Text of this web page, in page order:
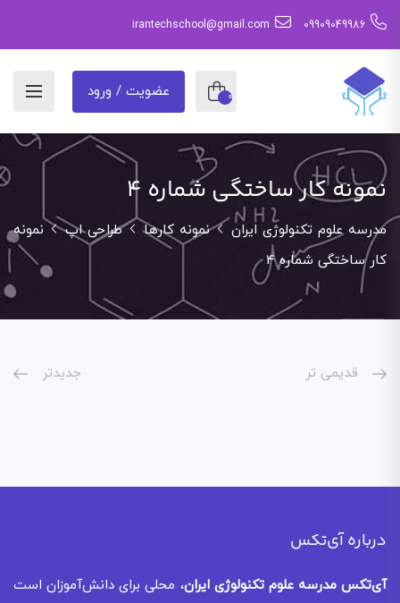
09909049986
irantechschool@gmail.com
0 عضویت / ورود
نمونه کار ساختگی شماره 4
مدرسه علوم تکنولوژی ایران نمونه کارها طراحی اپ
نمونه
کار ساختگی شماره 4
قدیمی تر جدیدتر
درباره آی‌تکس
آی‌تکس مدرسه علوم تکنولوژی ایران، محلی برای دانش‌آموزان است